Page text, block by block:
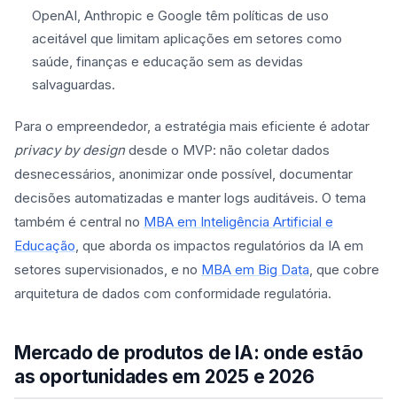
OpenAI, Anthropic e Google têm políticas de uso
aceitável que limitam aplicações em setores como
saúde, finanças e educação sem as devidas
salvaguardas.
Para o empreendedor, a estratégia mais eficiente é adotar
privacy by design desde o MVP: não coletar dados
desnecessários, anonimizar onde possível, documentar
decisões automatizadas e manter logs auditáveis. O tema
também é central no MBA em Inteligência Artificial e
Educação, que aborda os impactos regulatórios da IA em
setores supervisionados, e no MBA em Big Data, que cobre
arquitetura de dados com conformidade regulatória.
Mercado de produtos de IA: onde estão
as oportunidades em 2025 e 2026